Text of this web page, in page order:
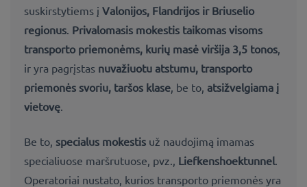
suskirstytiems į Valonijos, Flandrijos ir Briuselio
regionus. Privalomasis mokestis taikomas visoms
transporto priemonėms, kurių masė viršija 3,5 tonos,
ir yra pagrįstas nuvažiuotu atstumu, transporto
priemonės svoriu, taršos klase, be to, atsižvelgiama į
vietovę.
Be to, specialus mokestis už naudojimą imamas
specialiuose maršrutuose, pvz., Liefkenshoektunnel
Operatoriai nustato, kurios transporto priemonės yra